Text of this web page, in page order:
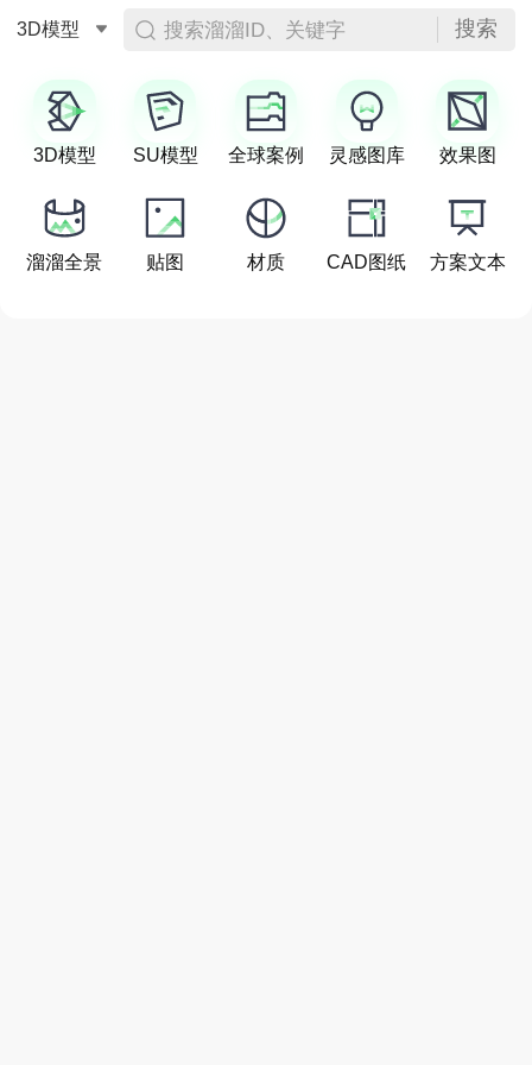
3D模型 搜索溜溜ID、关键字 搜索
3D模型 SU模型 全球案例 灵感图库 效果图
溜溜全景 贴图 材质 CAD图纸 方案文本